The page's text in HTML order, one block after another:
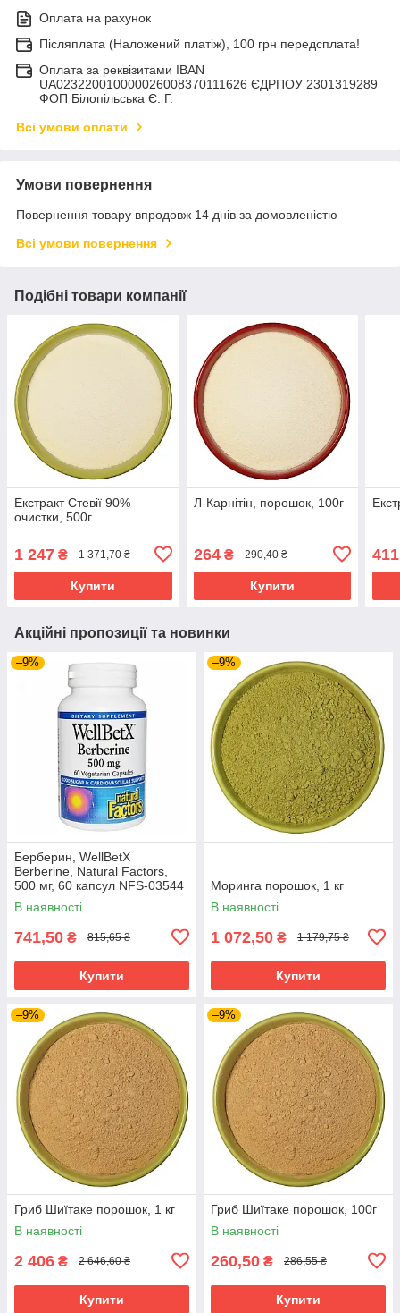
Оплата на рахунок
Післяплата (Наложений платіж), 100 грн передсплата!
Оплата за реквізитами IBAN
UA023220010000026008370111626 ЄДРПОУ 2301319289
ФОП Білопільська Є. Г.
Всі умови оплати
Умови повернення
Повернення товару впродовж 14 днів за домовленістю
Всі умови повернення
Подібні товари компанії
Екстракт Стевії 90%
очистки, 500г
1 247 ₴ 1 371,70 ₴
Купити
Л-Карнітін, порошок, 100г
264₴ 290,40 ₴
Купити
411
Акційні пропозиції та новинки
–9%
Берберин, WellBetX
Berberine, Natural Factors,
500 мг, 60 капсул NFS-03544
В наявності
741,50 ₴ 815,65 ₴
Купити
–9%
Моринга порошок, 1 кг
В наявності
1 072,50 ₴ 1 179,75 ₴
Купити
–9%
Гриб Шиїтаке порошок, 1 кг
В наявності
2 406 ₴ 2 646,60 ₴
Купити
–9%
Гриб Шиїтаке порошок, 100г
В наявності
260,50 ₴ 286,55 ₴
Купити